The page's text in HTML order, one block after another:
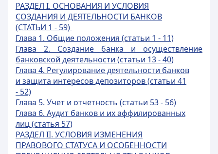
РАЗДЕЛ I. ОСНОВАНИЯ И УСЛОВИЯ
СОЗДАНИЯ И ДЕЯТЕЛЬНОСТИ БАНКОВ
(СТАТЬИ 1 - 59)
Глава 1. Общие положения (статьи 1 - 11)
Глава 2. Создание банка и осуществление
банковской деятельности (статьи 13 - 40)
Глава 4. Регулирование деятельности банков
и защита интересов депозиторов (статьи 41
- 52)
Глава 5. Учет и отчетность (статьи 53 - 56)
Глава 6. Аудит банков и их аффилированных
лиц (статья 57)
РАЗДЕЛ II. УСЛОВИЯ ИЗМЕНЕНИЯ
ПРАВОВОГО СТАТУСА И ОСОБЕННОСТИ